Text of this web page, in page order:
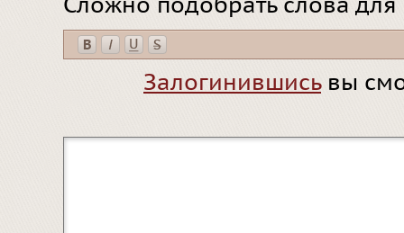
Сложно подобрать слова
Залогинившисьвы